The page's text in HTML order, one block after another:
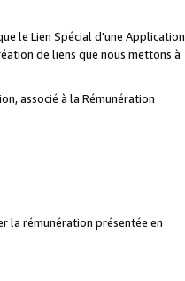
le Lien Spécial d'une Application
de liens que nous mettons à
associé à la Rémunération
la rémunération présentée en